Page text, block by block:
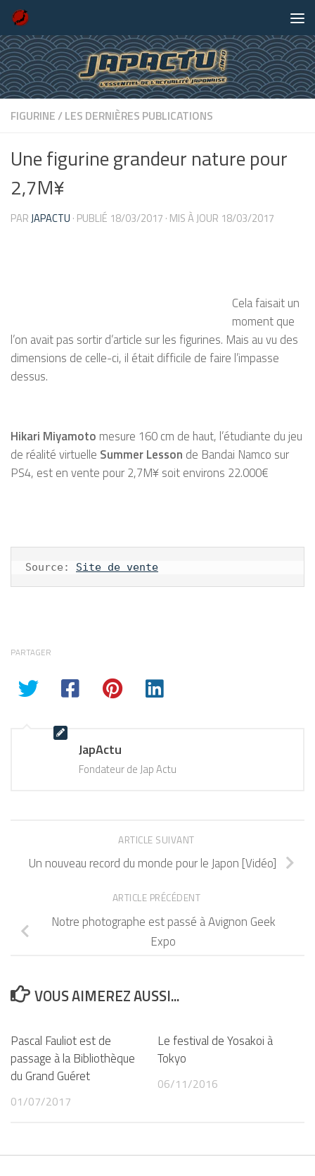
Skip to content
FIGURINE/LES DERNIÈRES PUBLICATIONS
Une figurine grandeur nature pour
2,7M¥
PARJAPACTU · PUBLIÉ 18/03/2017 · MIS À JOUR 18/03/2017
Cela faisait un
moment que
l’on avait pas sortir d’article sur les figurines. Mais au vu des
dimensions de celle-ci, il était difficile de faire l’impasse
dessus.
Hikari Miyamoto mesure 160 cm de haut, l’étudiante du jeu
de réalité virtuelle Summer Lesson de Bandai Namco sur
PS4, est en vente pour 2,7M¥ soit environs 22.000€
Source: Site de vente
PARTAGER
JapActu
Fondateur de Jap Actu
ARTICLE SUIVANT
Un nouveau record du monde pour le Japon [Vidéo]
ARTICLE PRÉCÉDENT
Notre photographe est passé à Avignon Geek
Expo
VOUS AIMEREZ AUSSI...
Pascal Fauliot est de
passage à la Bibliothèque
du Grand Guéret
01/07/2017
Le festival de Yosakoi à
Tokyo
06/11/2016